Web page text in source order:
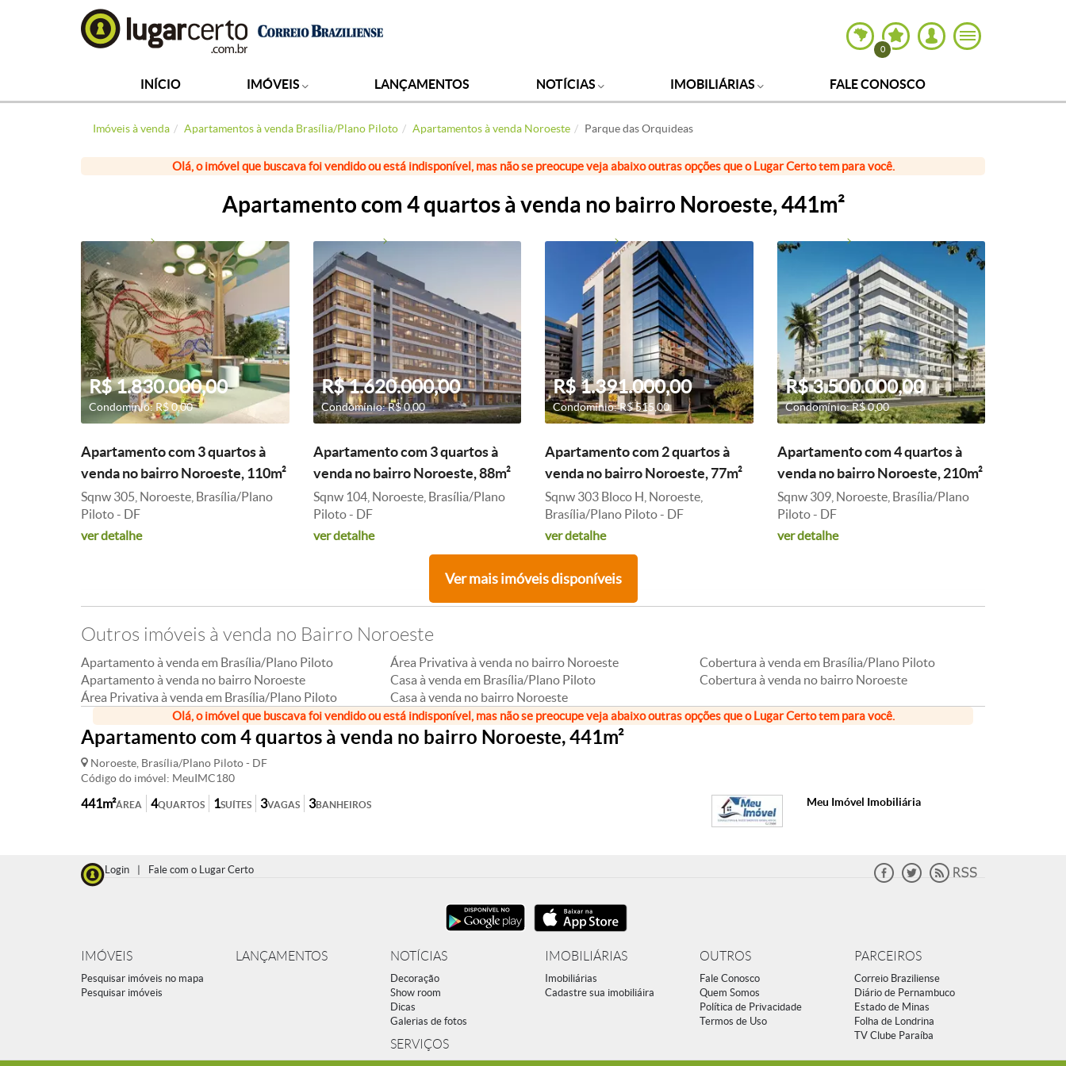
0
INÍCIO IMÓVEIS LANÇAMENTOS NOTÍCIAS IMOBILIÁRIAS FALE CONOSCO
Imóveis à venda Apartamentos à venda Brasília/Plano Piloto Apartamentos à venda Noroeste Parque das Orquideas
Olá, o imóvel que buscava foi vendido ou está indisponível, mas não se preocupe veja abaixo outras opções que o Lugar Certo tem para você.
Apartamento com 4 quartos à venda no bairro Noroeste, 441m²
R$ 1.830.000,00
Condomínio: R$ 0,00
Apartamento com 3 quartos à
venda no bairro Noroeste, 110m²
Sqnw 305, Noroeste, Brasília/Plano
Piloto - DF
ver detalhe
R$ 1.620.000,00
Condomínio: R$ 0,00
Apartamento com 3 quartos à
venda no bairro Noroeste, 88m²
Sqnw 104, Noroeste, Brasília/Plano
Piloto - DF
ver detalhe
R$ 1.391.000,00
Condomínio: R$ 515,00
Apartamento com 2 quartos à
venda no bairro Noroeste, 77m²
Sqnw 303 Bloco H, Noroeste,
Brasília/Plano Piloto - DF
ver detalhe
R$ 3.500.000,00
Condomínio: R$ 0,00
Apartamento com 4 quartos à
venda no bairro Noroeste, 210m²
Sqnw 309, Noroeste, Brasília/Plano
Piloto - DF
ver detalhe
Ver mais imóveis disponíveis
Outros imóveis à venda no Bairro Noroeste
Apartamento à venda em Brasília/Plano Piloto
Apartamento à venda no bairro Noroeste
Área Privativa à venda em Brasília/Plano Piloto
Área Privativa à venda no bairro Noroeste
Casa à venda em Brasília/Plano Piloto
Casa à venda no bairro Noroeste
Cobertura à venda em Brasília/Plano Piloto
Cobertura à venda no bairro Noroeste
Olá, o imóvel que buscava foi vendido ou está indisponível, mas não se preocupe veja abaixo outras opções que o Lugar Certo tem para você.
Apartamento com 4 quartos à venda no bairro Noroeste, 441m²
Noroeste, Brasília/Plano Piloto - DF
Código do imóvel: MeuIMC180
ÁREA
441m² QUARTOS
4 SUÍTES
1 VAGAS
3 BANHEIROS
3 Meu Imóvel Imobiliária
Login | Fale com o Lugar Certo
IMÓVEIS
Pesquisar imóveis no mapa
Pesquisar imóveis
LANÇAMENTOS NOTÍCIAS
Decoração
Show room
Dicas
Galerias de fotos
SERVIÇOS
IMOBILIÁRIAS
Imobiliárias
Cadastre sua imobiliáira
OUTROS
Fale Conosco
Quem Somos
Política de Privacidade
Termos de Uso
PARCEIROS
Correio Braziliense
Diário de Pernambuco
Estado de Minas
Folha de Londrina
TV Clube Paraíba